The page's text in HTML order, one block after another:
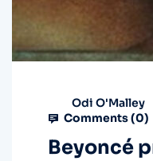
Odi O'Malley
Comments (0)
Beyoncé